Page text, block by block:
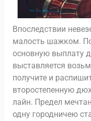
Впоследствии
малость шажком.
основную выплату
выставляется
получите и
второстепенную
лайн. Предел
одну городничею